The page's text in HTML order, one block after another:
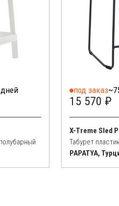
под заказ
15 570 ₽
X-Treme Sled
Табурет
PAPATYA,